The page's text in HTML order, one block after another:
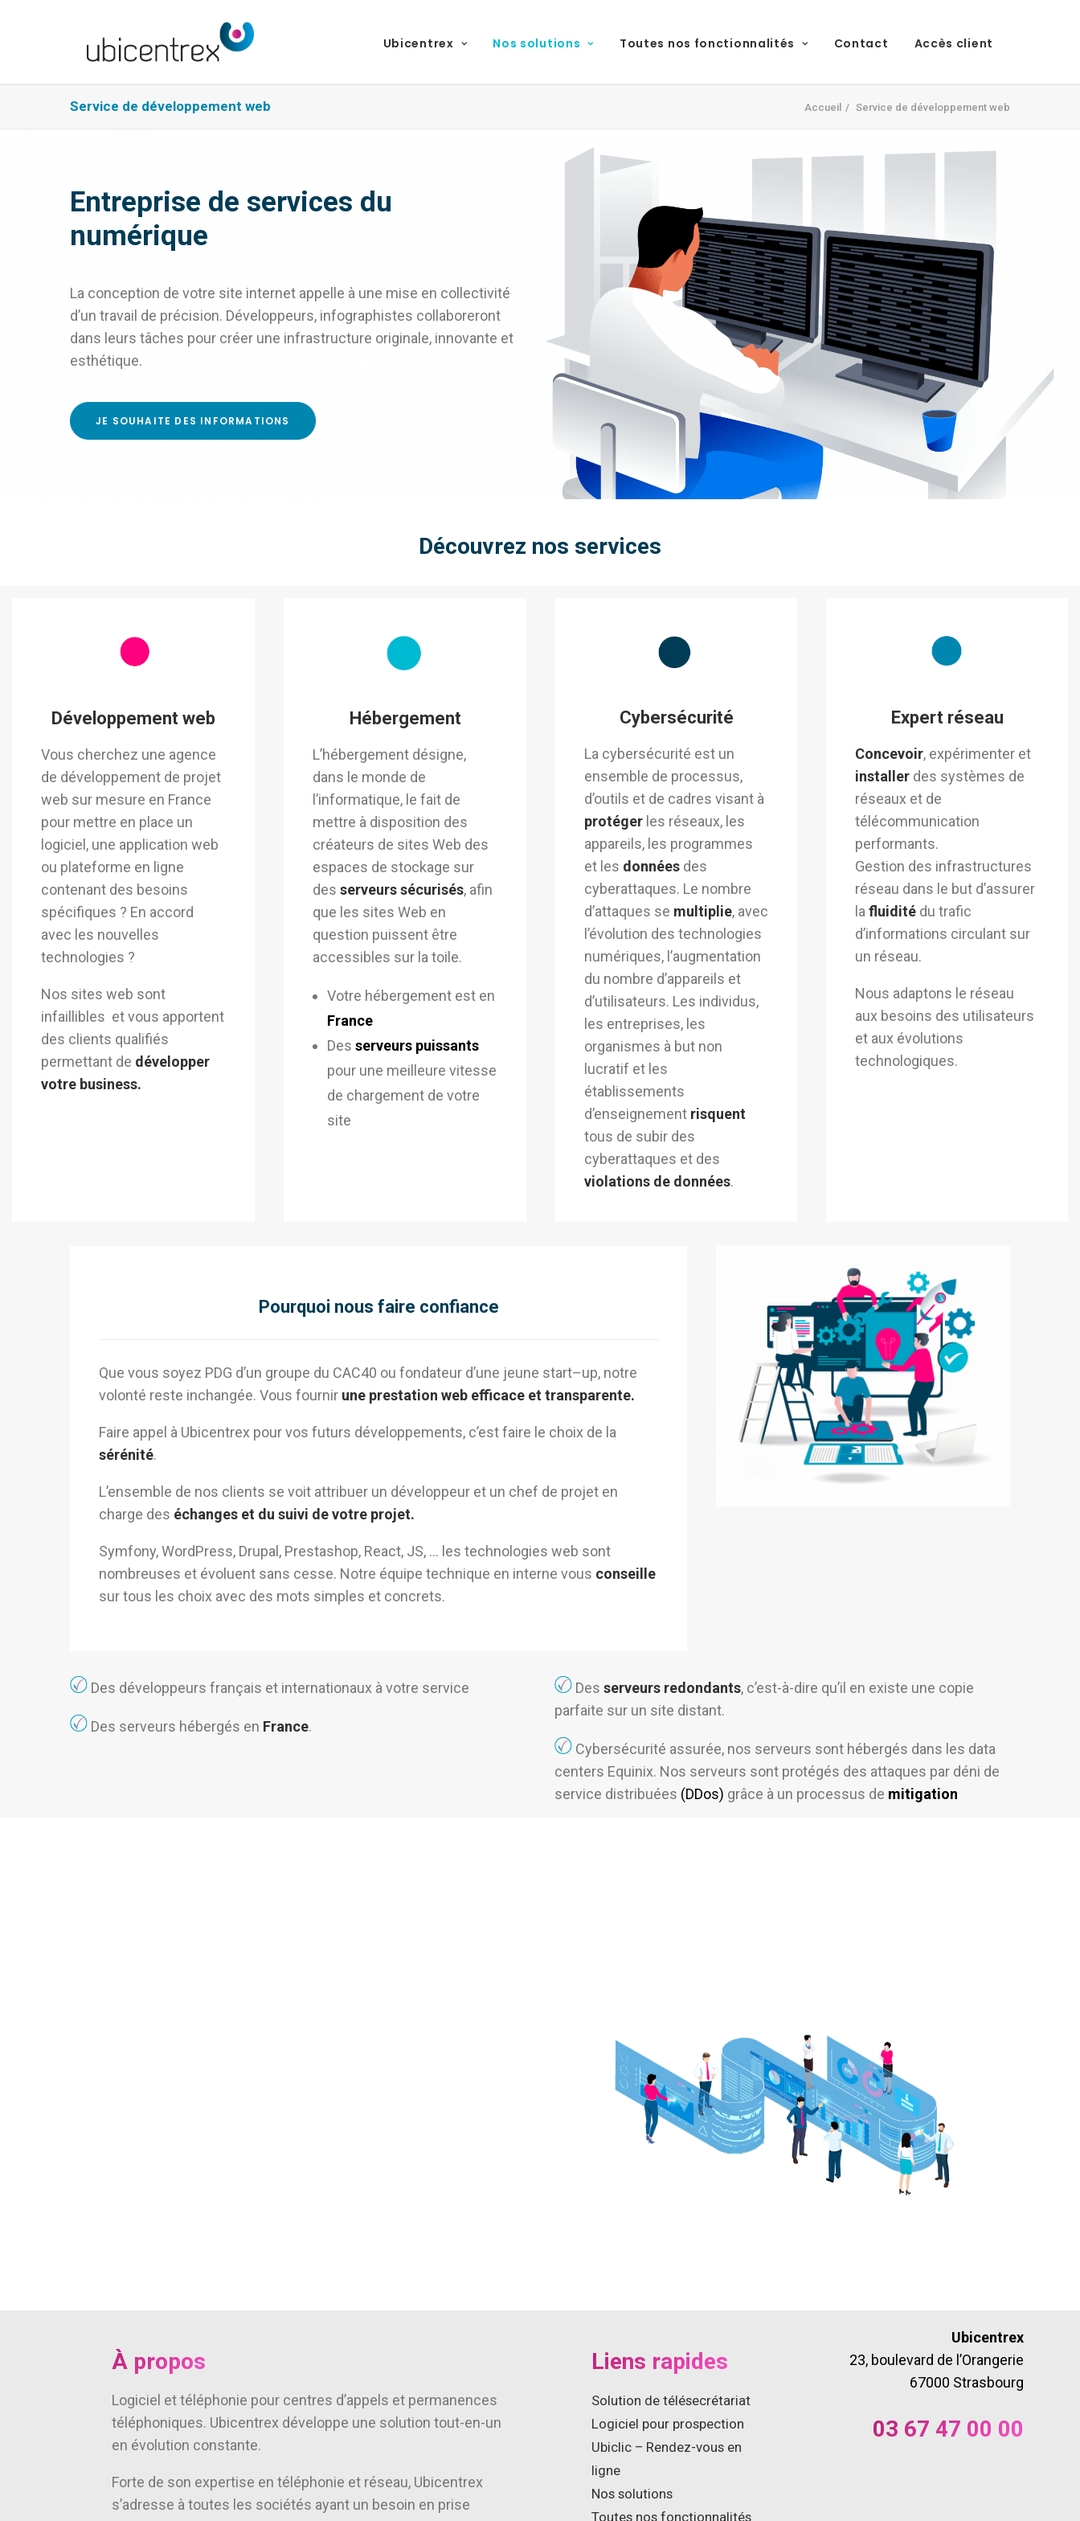
Ubicentrex Nos solutions Toutes nos fonctionnalités Contact Accès client
Service de développement web Accueil Service de développement web
Entreprise de services du
numérique
La conception de votre site internet appelle à une mise en collectivité
d’un travail de précision. Développeurs, infographistes collaboreront
dans leurs tâches pour créer une infrastructure originale, innovante et
esthétique.
JE SOUHAITE DES INFORMATIONS
Découvrez nos services
Développement web
Vous cherchez une agence
de développement de projet
web sur mesure en France
pour mettre en place un
logiciel, une application web
ou plateforme en ligne
contenant des besoins
spécifiques ? En accord
avec les nouvelles
technologies ?
Nos sites web sont
infaillibles et vous apportent
des clients qualifiés
permettant de développer
votre business.
Hébergement
L’hébergement désigne,
dans le monde de
l’informatique, le fait de
mettre à disposition des
créateurs de sites Web des
espaces de stockage sur
des serveurs sécurisés, afin
que les sites Web en
question puissent être
accessibles sur la toile.
Votre hébergement est en
France
Des serveurs puissants
pour une meilleure vitesse
de chargement de votre
site
Cybersécurité
La cybersécurité est un
ensemble de processus,
d’outils et de cadres visant à
protéger les réseaux, les
appareils, les programmes
et les données des
cyberattaques. Le nombre
d’attaques se multiplie, avec
l’évolution des technologies
numériques, l’augmentation
du nombre d’appareils et
d’utilisateurs. Les individus,
les entreprises, les
organismes à but non
lucratif et les
établissements
d’enseignement risquent
tous de subir des
cyberattaques et des
violations de données.
Expert réseau
Concevoir, expérimenter et
installer des systèmes de
réseaux et de
télécommunication
performants.
Gestion des infrastructures
réseau dans le but d’assurer
la fluidité du trafic
d’informations circulant sur
un réseau.
Nous adaptons le réseau
aux besoins des utilisateurs
et aux évolutions
technologiques.
Pourquoi nous faire confiance
Que vous soyez PDG d’un groupe du CAC40 ou fondateur d’une jeune start–up, notre
volonté reste inchangée. Vous fournir une prestation web efficace et transparente.
Faire appel à Ubicentrex pour vos futurs développements, c’est faire le choix de la
sérénité.
L’ensemble de nos clients se voit attribuer un développeur et un chef de projet en
charge des échanges et du suivi de votre projet.
Symfony,WordPress, Drupal , Prestashop, React, JS, … les technologies web sont
nombreuses et évoluent sans cesse. Notre équipe technique en interne vous conseille
sur tous les choix avec des mots simples et concrets.
Des développeurs français et internationaux à votre service
Des serveurs hébergés en France.
Des serveurs redondants, c’est-à-dire qu’il en existe une copie
parfaite sur un site distant.
Cybersécurité assurée, nos serveurs sont hébergés dans les data
centers Equinix. Nos serveurs sont protégés des attaques par déni de
service distribuées (DDos) grâce à un processus de mitigation
À propos
Logiciel et téléphonie pour centres d’appels et permanences
téléphoniques. Ubicentrex développe une solution tout-en-un
en évolution constante.
Forte de son expertise en téléphonie et réseau, Ubicentrex
s’adresse à toutes les sociétés ayant un besoin en prise
Liens rapides
Solution de télésecrétariat
Logiciel pour prospection
Ubiclic – Rendez-vous en
ligne
Nos solutions
Toutes nos fonctionnalités
Ubicentrex
23, boulevard de l’Orangerie
67000 Strasbourg
03 67 47 00 00